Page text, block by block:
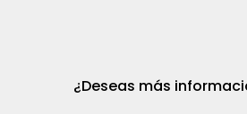
¿Deseas más